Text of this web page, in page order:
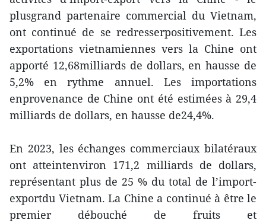
plusgrand partenaire commercial du Vietnam,
ont continué de se redresserpositivement. Les
exportations vietnamiennes vers la Chine ont
apporté 12,68milliards de dollars, en hausse de
5,2% en rythme annuel. Les importations
enprovenance de Chine ont été estimées à 29,4
milliards de dollars, en hausse de24,4%.
En 2023, les échanges commerciaux bilatéraux
ont atteintenviron 171,2 milliards de dollars,
représentant plus de 25 % du total de l’import-
exportdu Vietnam. La Chine a continué à être le
premier débouché de fruits et